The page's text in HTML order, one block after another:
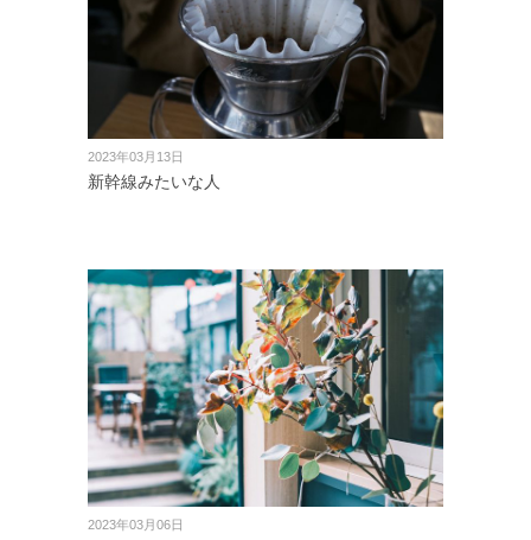
2023年03月13日
新幹線みたいな人
2023年03月06日